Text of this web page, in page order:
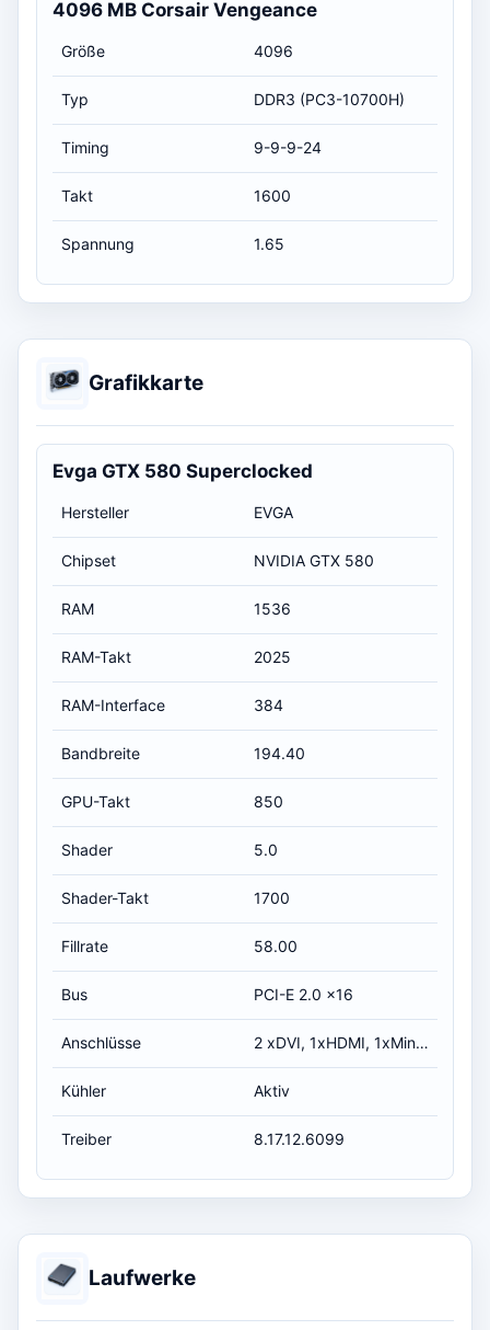
4096 MB Corsair Vengeance
Größe 4096
Typ DDR3 (PC3-10700H)
Timing 9-9-9-24
Takt 1600
Spannung 1.65
Grafikkarte
Evga GTX 580 Superclocked
Hersteller EVGA
Chipset NVIDIA GTX 580
RAM 1536
RAM-Takt 2025
RAM-Interface 384
Bandbreite 194.40
GPU-Takt 850
Shader 5.0
Shader-Takt 1700
Fillrate 58.00
Bus PCI-E 2.0 x16
Anschlüsse 2 xDVI, 1xHDMI, 1xMini HDMI
Kühler Aktiv
Treiber 8.17.12.6099
Laufwerke